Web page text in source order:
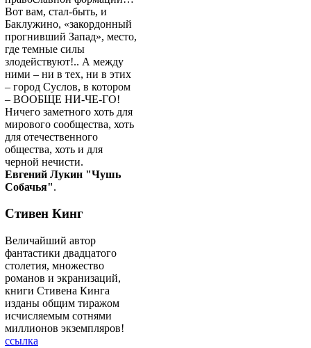
Вот вам, стал-быть, и
Баклужино, «закордонный
прогнивший Запад», место,
где темные силы
злодействуют!.. А между
ними – ни в тех, ни в этих
– город Суслов, в котором
– ВООБЩЕ НИ-ЧЕ-ГО!
Ничего заметного хоть для
мирового сообщества, хоть
для отечественного
общества, хоть и для
черной нечисти.
Евгений Лукин "Чушь
Собачья".
Стивен Кинг
Величайший автор
фантастики двадцатого
столетия, множество
романов и экранизаций,
книги Стивена Кинга
изданы общим тиражом
исчисляемым сотнями
миллионов экземпляров!
ссылка